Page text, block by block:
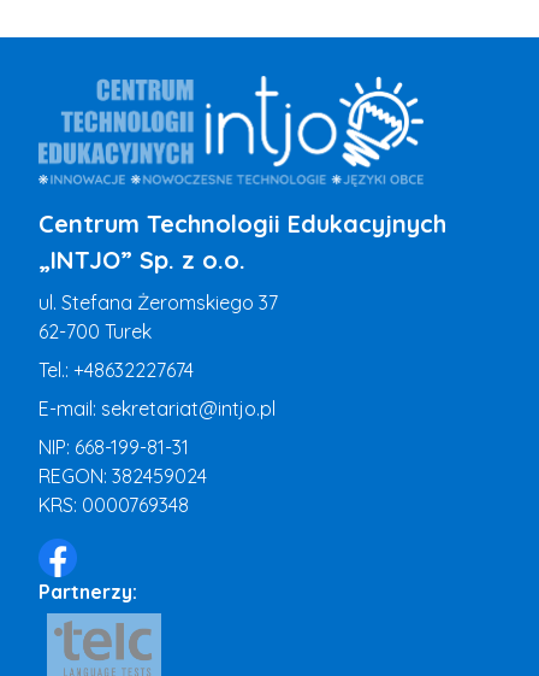
Centrum Technologii Edukacyjnych
„INTJO” Sp. z o.o.
ul. Stefana Żeromskiego 37
62-700 Turek
Tel.: +48632227674
E-mail: sekretariat@intjo.pl
NIP: 668-199-81-31
REGON: 382459024
KRS: 0000769348
Partnerzy: